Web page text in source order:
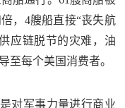
，4艘船直接“丧失航
应链脱节的灾难，油
至每个美国消费者。
对军事力量进行商业